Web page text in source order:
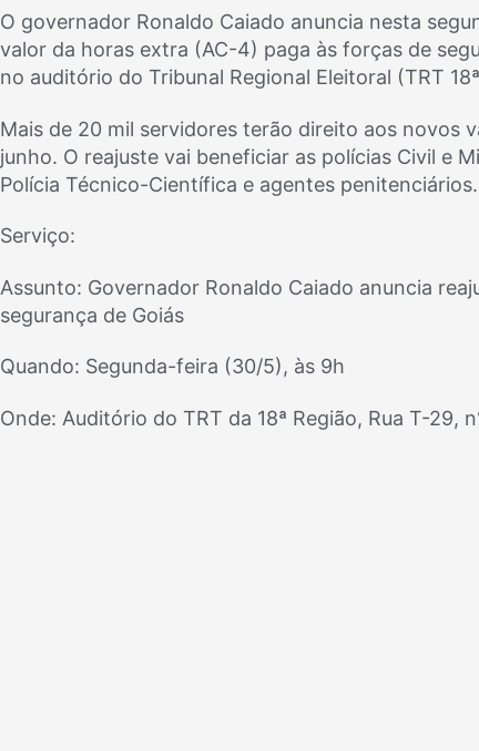
O governador Ronaldo Caiado anuncia nesta
valor da horas extra (AC-4) paga às forças de
no auditório do Tribunal Regional Eleitoral (TRT
Mais de 20 mil servidores terão direito aos novos
junho. O reajuste vai beneficiar as polícias Civil e
Polícia Técnico-Científica e agentes penitenciários.
Serviço:
Assunto: Governador Ronaldo Caiado anuncia
segurança de Goiás
Quando: Segunda-feira (30/5), às 9h
Onde: Auditório do TRT da 18ª Região, Rua T-29,